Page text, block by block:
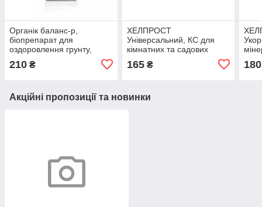
Органік баланс-р,
біопрепарат для
оздоровлення грунту,
біодеструктор, 0,5л, БТУ-
Центр
210 ₴
ХЕЛПРОСТ
Універсальний, КС для
кімнатних та садових
фасування 0,5л
165₴ 180
Акційні пропозиції та новинки